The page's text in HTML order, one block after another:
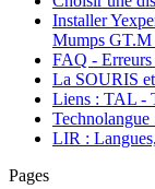
Installer
Mumps
FAQ - Erreurs
La SOURIS
Liens : TAL -
LIR :
Pages